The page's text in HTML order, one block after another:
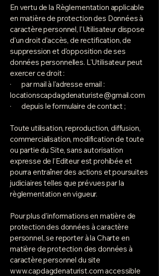
En vertu de la Règlementation applicable
en matière de protection des Données à
caractère personnel, l'Utilisateur dispose
d'un droit d'accès, de rectification, de
suppression et d'opposition de ses
données personnelles. L'Utilisateur peut
exercer ce droit :
· par mail à l'adresse email :
locationscapdagdenaturiste@gmail.com
· depuis le formulaire de contact ;
Toute utilisation, reproduction, diffusion,
commercialisation, modification de toute
ou partie du Site , sans autorisation
expresse de l’Editeur est prohibée et
pourra entraîner des actions et poursuites
judiciaires telles que prévues par la
règlementation en vigueur.
Pour plus d'informations en matière de
protection des données à caractère
personnel, se reporter à la Charte en
matière de protection des données à
caractère personnel du site
www.capdagdenaturist.comaccessible